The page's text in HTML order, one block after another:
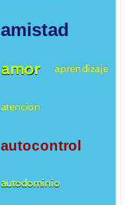
amistad
amor aprendizaje
atencion
autocontrol
autodominio